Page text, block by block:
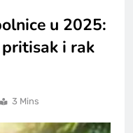
u 2025:
i rak
3 Mins